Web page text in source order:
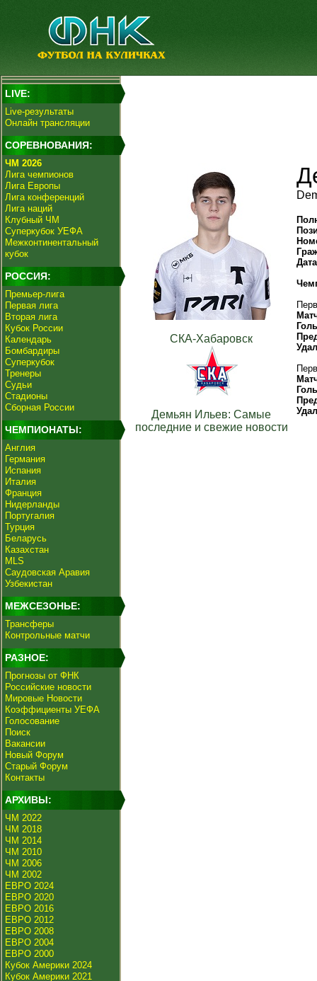
LIVE:
Live-результаты
Онлайн трансляции
СОРЕВНОВАНИЯ:
ЧМ 2026
Лига чемпионов
Лига Европы
Лига конференций
Лига наций
Клубный ЧМ
Суперкубок УЕФА
Межконтинентальный
кубок
РОССИЯ:
Премьер-лига
Первая лига
Вторая лига
Кубок России
Календарь
Бомбардиры
Суперкубок
Тренеры
Судьи
Стадионы
Сборная России
ЧЕМПИОНАТЫ:
Англия
Германия
Испания
Италия
Франция
Нидерланды
Португалия
Турция
Беларусь
Казахстан
MLS
Саудовская Аравия
Узбекистан
МЕЖСЕЗОНЬЕ:
Трансферы
Контрольные матчи
РАЗНОЕ:
Прогнозы от ФНК
Российские новости
Мировые Новости
Коэффициенты УЕФА
Голосование
Поиск
Вакансии
Новый Форум
Старый Форум
Контакты
АРХИВЫ:
ЧМ 2022
ЧМ 2018
ЧМ 2014
ЧМ 2010
ЧМ 2006
ЧМ 2002
ЕВРО 2024
ЕВРО 2020
ЕВРО 2016
ЕВРО 2012
ЕВРО 2008
ЕВРО 2004
ЕВРО 2000
Кубок Америки 2024
Кубок Америки 2021
СКА-Хабаровск
Демьян Ильев: Самые
последние и свежие новости